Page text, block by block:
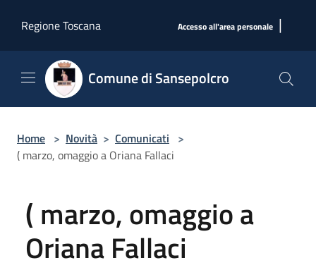
Regione Toscana
Accesso all'area personale |
Comune di Sansepolcro
Home > Novità > Comunicati >
( marzo, omaggio a Oriana Fallaci
( marzo, omaggio a
Oriana Fallaci